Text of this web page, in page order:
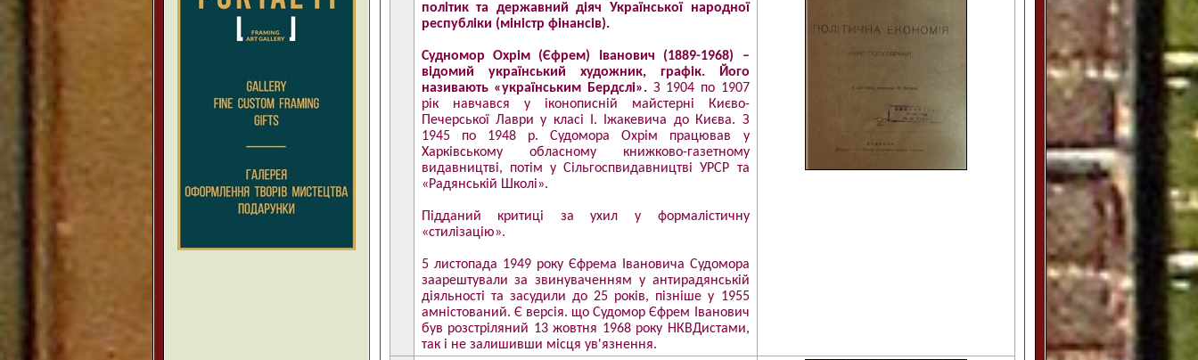
політик та державний діяч Української народної
республіки (міністр фінансів).
Судномор Охрім (Єфрем) Іванович (1889-1968) –
відомий український художник, графік. Його
називають «українським Бердслі». З 1904 по 1907
рік навчався у іконописній майстерні Києво-
Печерської Лаври у класі І. Іжакевича до Києва. З
1945 по 1948 р. Судомора Охрім працював у
Харківському обласному книжково-газетному
видавництві, потім у Сільгоспвидавництві УРСР та
«Радянській Школі».
Підданий критиці за ухил у формалістичну
«стилізацію».
5 листопада 1949 року Єфрема Івановича Судомора
заарештували за звинуваченням у антирадянській
діяльності та засудили до 25 років, пізніше у 1955
амністований. Є версія. що Судомор Єфрем Іванович
був розстріляний 13 жовтня 1968 року НКВДистами,
так і не залишивши місця ув'язнення.